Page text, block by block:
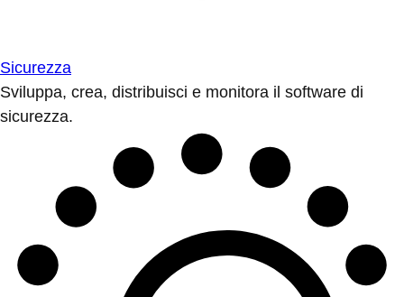
Sicurezza
Sviluppa, crea, distribuisci e monitora il software di
sicurezza.